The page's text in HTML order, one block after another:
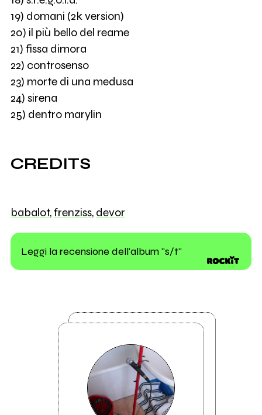
19) domani (2k version)
20) il più bello del reame
21) fissa dimora
22) controsenso
23) morte di una medusa
24) sirena
25) dentro marylin
CREDITS
babalot,frenziss, devor
Leggi la recensione dell'album "s/t"